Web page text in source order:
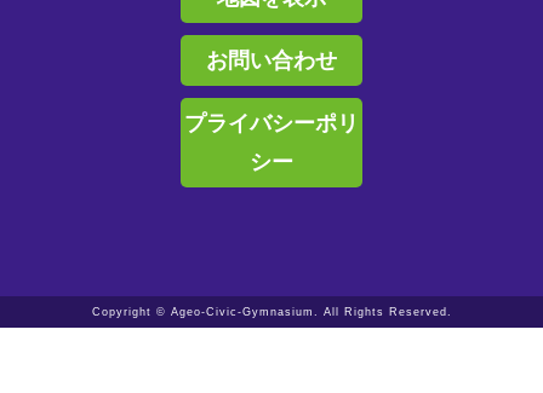
お問い合わせ
プライバシーポリ
シー
Copyright © Ageo-Civic-Gymnasium. All Rights Reserved.